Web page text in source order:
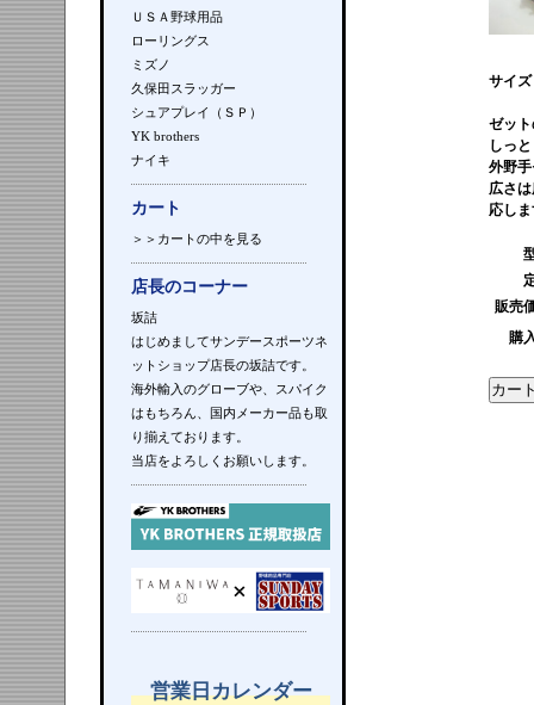
ＵＳＡ野球用品
ローリングス
ミズノ
久保田スラッガー
シュアプレイ（ＳＰ）
YK brothers
ナイキ
カート
＞＞カートの中を見る
店長のコーナー
坂詰
はじめましてサンデースポーツネ
ットショップ店長の坂詰です。
海外輸入のグローブや、スパイク
はもちろん、国内メーカー品も取
り揃えております。
当店をよろしくお願いします。
営業日カレンダー
サイ
ゼッ
しっ
外野
広さ
応し
販売
購